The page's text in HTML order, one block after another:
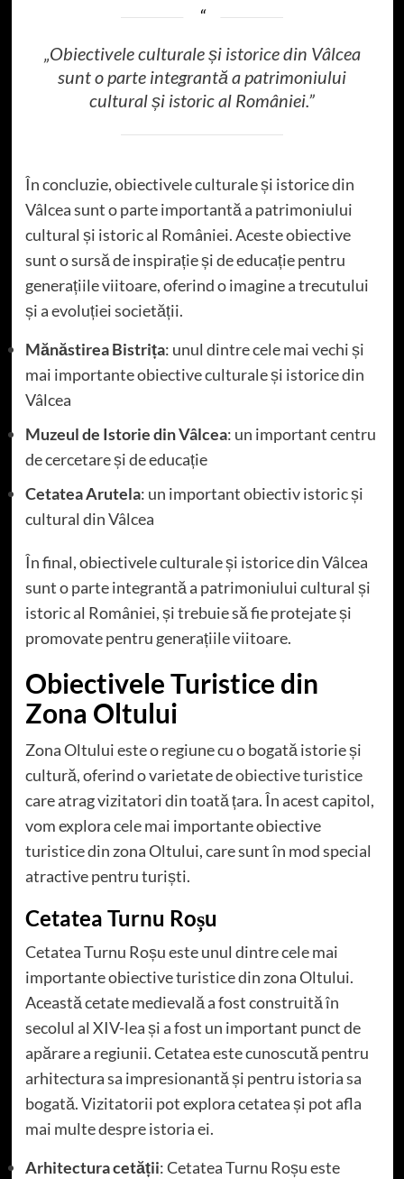
„Obiectivele culturale și istorice din Vâlcea
sunt o parte integrantă a patrimoniului
cultural și istoric al României.”
În concluzie, obiectivele culturale și istorice din
Vâlcea sunt o parte importantă a patrimoniului
cultural și istoric al României. Aceste obiective
sunt o sursă de inspirație și de educație pentru
generațiile viitoare, oferind o imagine a trecutului
și a evoluției societății.
Mănăstirea Bistrița: unul dintre cele mai vechi și
mai importante obiective culturale și istorice din
Vâlcea
Muzeul de Istorie din Vâlcea: un important centru
de cercetare și de educație
Cetatea Arutela: un important obiectiv istoric și
cultural din Vâlcea
În final, obiectivele culturale și istorice din Vâlcea
sunt o parte integrantă a patrimoniului cultural și
istoric al României, și trebuie să fie protejate și
promovate pentru generațiile viitoare.
Obiectivele Turistice din
Zona Oltului
Zona Oltului este o regiune cu o bogată istorie și
cultură, oferind o varietate deobiective turistice
care atrag vizitatori din toată țara. În acest capitol,
vom explora cele mai importante obiective
turistice din zona Oltului, care sunt în mod special
atractive pentru turiști.
Cetatea Turnu Roșu
Cetatea Turnu Roșu este unul dintre cele mai
importante obiective turistice din zona Oltului.
Această cetate medievală a fost construită în
secolul al XIV-lea și a fost un important punct de
apărare a regiunii. Cetatea este cunoscută pentru
arhitectura sa impresionantă și pentru istoria sa
bogată. Vizitatorii pot explora cetatea și pot afla
mai multe despre istoria ei.
Arhitectura cetății: Cetatea Turnu Roșu este